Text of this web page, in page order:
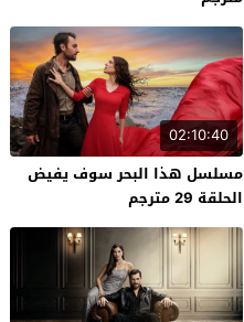
02:10:40
مسلسل هذا البحر سوف يفيض
الحلقة 29 مترجم